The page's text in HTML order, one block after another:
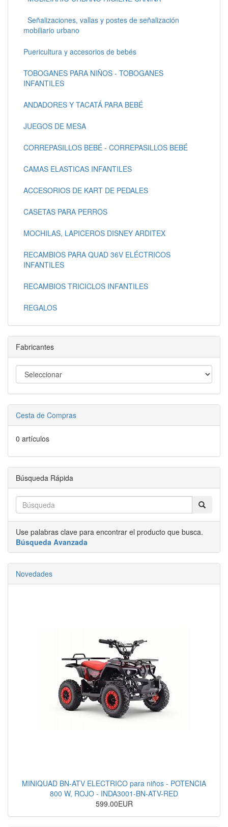
Señalizaciones, vallas y postes de señalización
mobiliario urbano
Puericultura y accesorios de bebés
TOBOGANES PARA NIÑOS - TOBOGANES
INFANTILES
ANDADORES Y TACATÁ PARA BEBÉ
JUEGOS DE MESA
CORREPASILLOS BEBÉ - CORREPASILLOS BEBÉ
CAMAS ELASTICAS INFANTILES
ACCESORIOS DE KART DE PEDALES
CASETAS PARA PERROS
MOCHILAS, LAPICEROS DISNEY ARDITEX
RECAMBIOS PARA QUAD 36V ELÉCTRICOS
INFANTILES
RECAMBIOS TRICICLOS INFANTILES
REGALOS
Fabricantes
Cesta de Compras
0 artículos
Búsqueda Rápida
Use palabras clave para encontrar el producto que busca.
Búsqueda Avanzada
Novedades
MINIQUAD BN-ATV ELECTRICO para niños - POTENCIA
800 W, ROJO - INDA3001-BN-ATV-RED
599.00EUR